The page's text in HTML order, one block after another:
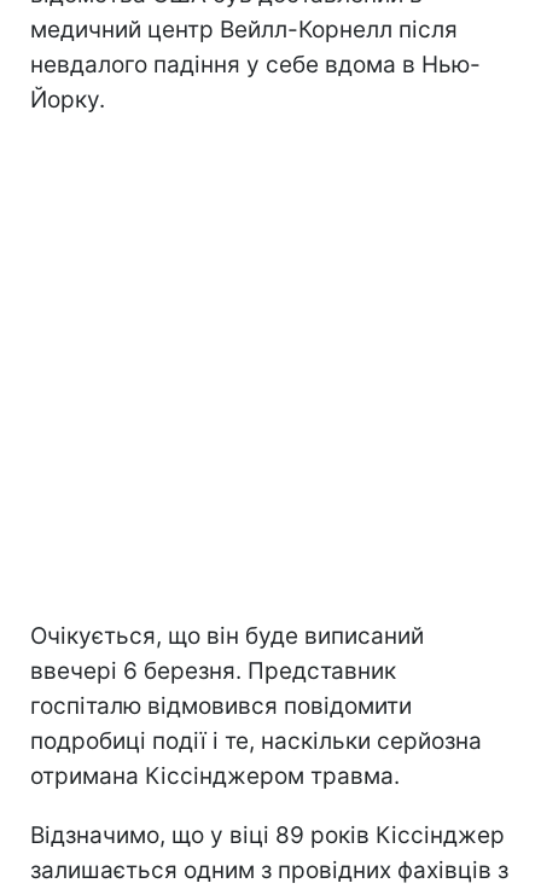
медичний центр Вейлл-Корнелл після
невдалого падіння у себе вдома в Нью-
Йорку.
Очікується, що він буде виписаний
ввечері 6 березня. Представник
госпіталю відмовився повідомити
подробиці події і те, наскільки серйозна
отримана Кіссінджером травма.
Відзначимо, що у віці 89 років Кіссінджер
залишається одним з провідних фахівців з